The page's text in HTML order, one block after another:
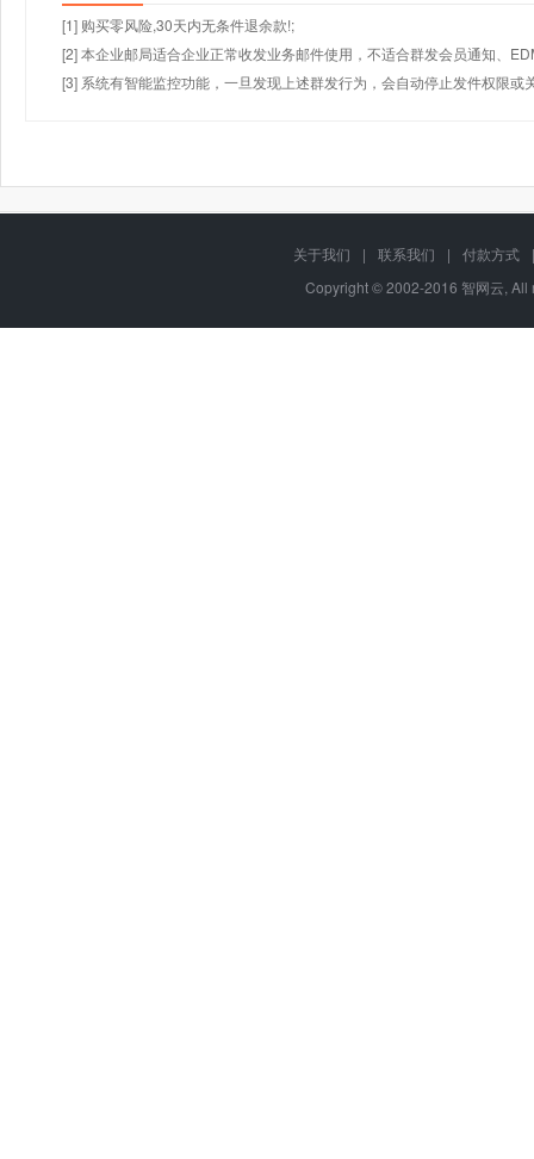
[1] 购买零风险,30天内无条件退余款!;
[2] 本企业邮局适合企业正常收发业务邮件使用，不适合群发会员通知、
[3] 系统有智能监控功能，一旦发现上述群发行为，会自动停止发件权限或
关于我们 | 联系我们 | 付款方式
|
Copyright © 2002-2016 智网云,